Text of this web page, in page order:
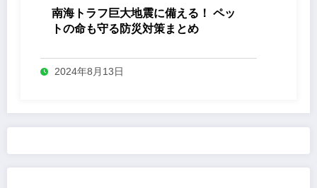
南海トラフ巨大地震に備える！ ペッ
トの命も守る防災対策まとめ
2024年8月13日